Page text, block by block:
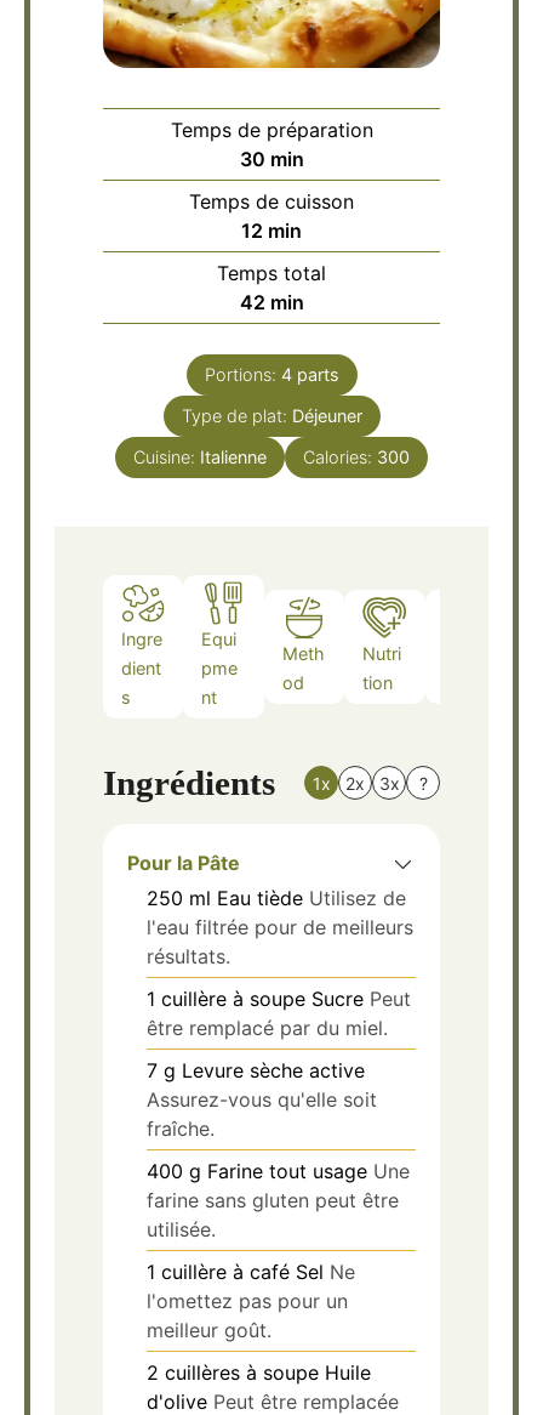
Temps de préparation
30minutes
min
Temps de cuisson
12 minutes
min
Temps total
42minutes
min
Portions: 4 parts
Type de plat: Déjeuner
Cuisine: Italienne Calories: 300
Ingre
dient
s
Equi
pme
nt
Meth
od
Nutri
tion
Ingrédients 1x 2x 3x ?
Pour la Pâte
250 ml Eau tiède Utilisez de
l'eau filtrée pour de meilleurs
résultats.
1 cuillère à soupe Sucre Peut
être remplacé par du miel.
7 g Levure sèche active
Assurez-vous qu'elle soit
fraîche.
400 g Farine tout usage Une
farine sans gluten peut être
utilisée.
1 cuillère à café Sel Ne
l'omettez pas pour un
meilleur goût.
2 cuillères à soupe Huile
d'olive Peut être remplacée